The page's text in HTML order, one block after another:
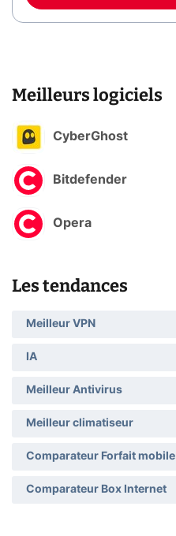
Meilleurs logiciels
CyberGhost
Bitdefender
Opera
Les tendances
Meilleur VPN
IA
Meilleur Antivirus
Meilleur climatiseur
Comparateur Forfait mobile
Comparateur Box Internet